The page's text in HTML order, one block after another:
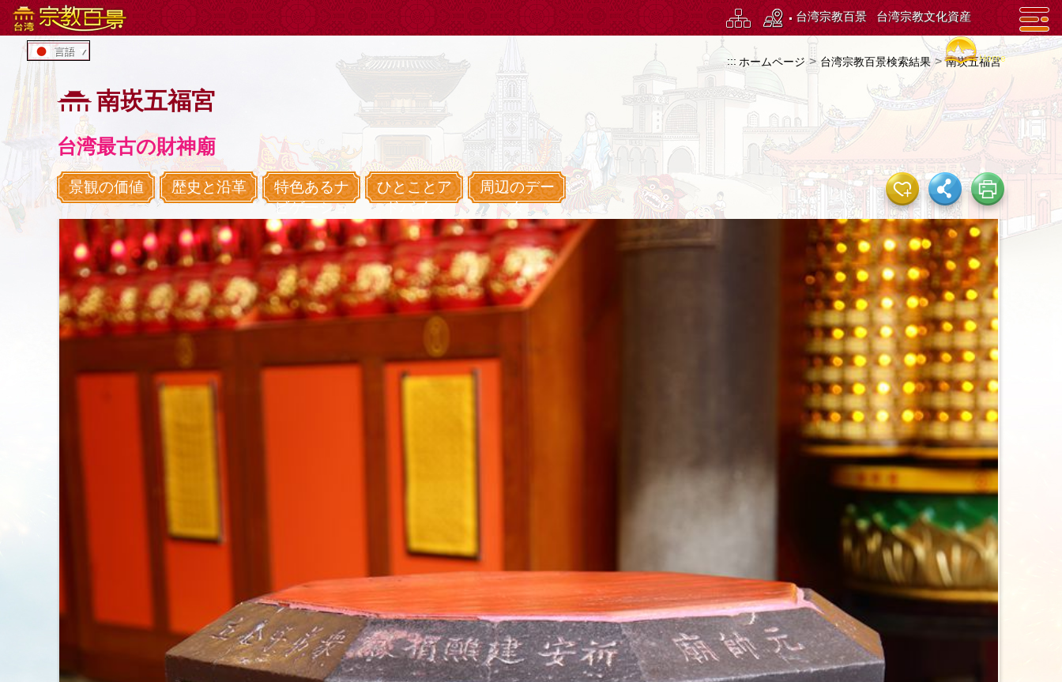
ン
リ
ア
::: 台湾宗教百景 台湾宗教文化資産
言語
::: ホームページ > 台湾宗教百景検索結果 > 南崁五福宮
南崁五福宮
台湾最古の財神廟
景観の価値 歴史と沿革
特色あるナ
ビゲーショ
ひとことア
ドバイス
周辺のデー
タ